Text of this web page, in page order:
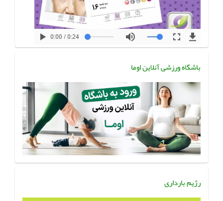
باشگاه ورزشی آنلاین اوما
رژیم بارداری